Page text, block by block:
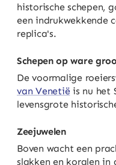
historische schepen,
een indrukwekkende
replica's.
Schepen op ware
De voormalige
van Venetië is nu het
levensgrote
Zeejuwelen
Boven wacht een
slakken en koralen in